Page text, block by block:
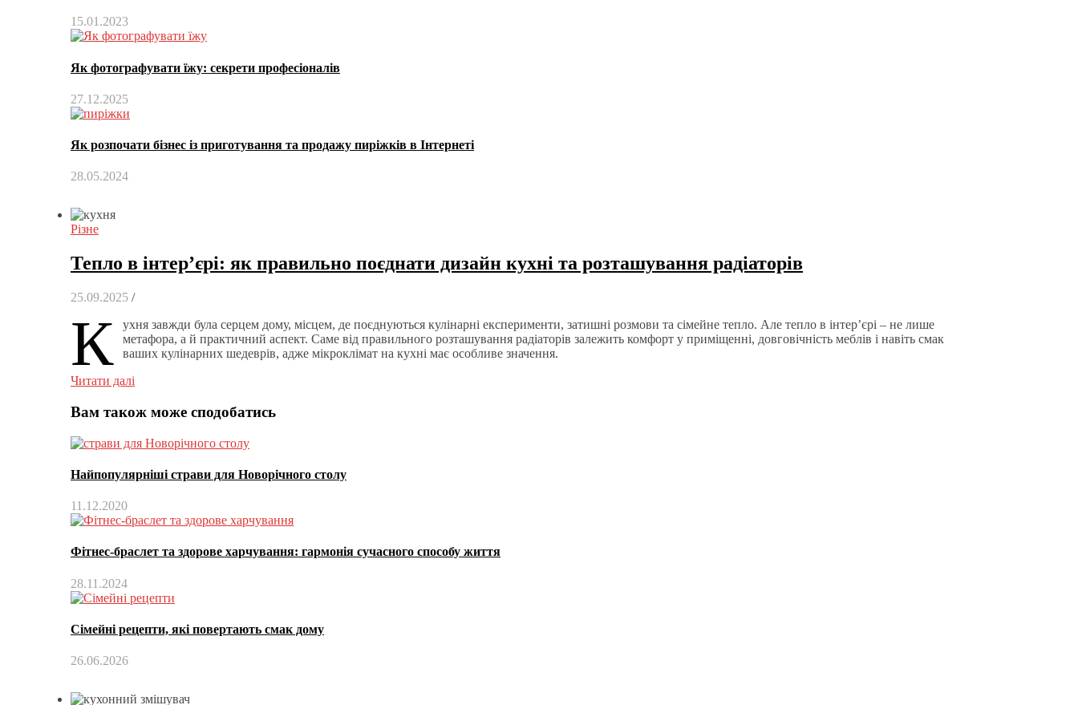
15.01.2023
Як фотографувати їжу: секрети професіоналів
27.12.2025
Як розпочати бізнес із приготування та продажу пиріжків в Інтернеті
28.05.2024
Різне
Тепло в інтер’єрі: як правильно поєднати дизайн кухні та розташування радіаторів
25.09.2025 /
К
ухня завжди була серцем дому, місцем, де поєднуються кулінарні експерименти, затишні розмови та сімейне тепло. Але тепло в інтер’єрі – не лише
метафора, а й практичний аспект. Саме від правильного розташування радіаторів залежить комфорт у приміщенні, довговічність меблів і навіть смак
ваших кулінарних шедеврів, адже мікроклімат на кухні має особливе значення.
Читати далі
Вам також може сподобатись
Найпопулярніші страви для Новорічного столу
11.12.2020
Фітнес-браслет та здорове харчування: гармонія сучасного способу життя
28.11.2024
Сімейні рецепти, які повертають смак дому
26.06.2026